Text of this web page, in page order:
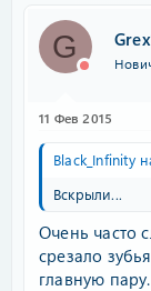
G
11 Фев 2015
Black_Infinity
Вскрыли...
Очень часто
срезало
главную пару.